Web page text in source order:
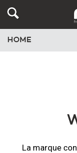
HOME
La marque